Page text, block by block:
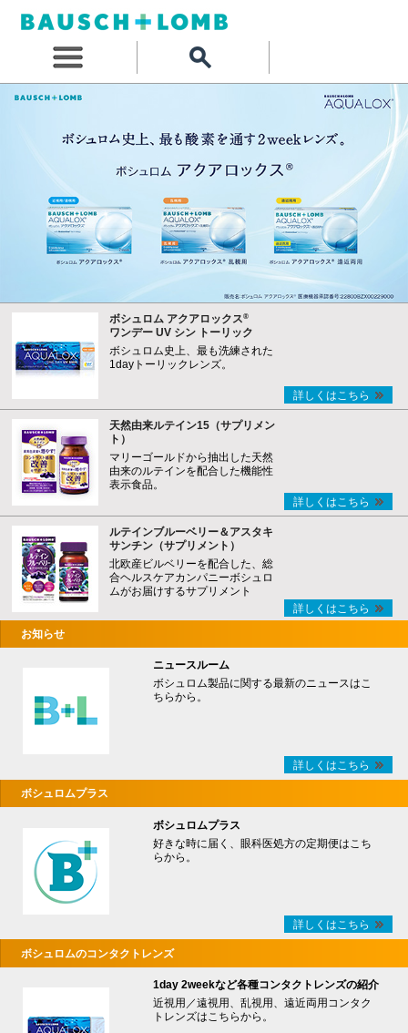
ボシュロム アクアロックス®
ワンデー UV シン トーリック
ボシュロム史上、最も洗練された
1dayトーリックレンズ。
詳しくはこちら
天然由来ルテイン15（サプリメン
ト）
マリーゴールドから抽出した天然
由来のルテインを配合した機能性
表示食品。
詳しくはこちら
ルテインブルーベリー＆アスタキ
サンチン（サプリメント）
北欧産ビルベリーを配合した、総
合ヘルスケアカンパニーボシュロ
ムがお届けするサプリメント
詳しくはこちら
お知らせ
ニュースルーム
ボシュロム製品に関する最新のニュースはこ
ちらから。
詳しくはこちら
ボシュロムプラス
ボシュロムプラス
好きな時に届く、眼科医処方の定期便はこち
らから。
詳しくはこちら
ボシュロムのコンタクトレンズ
1day 2weekなど各種コンタクトレンズの紹介
近視用／遠視用、乱視用、遠近両用コンタク
トレンズはこちらから。